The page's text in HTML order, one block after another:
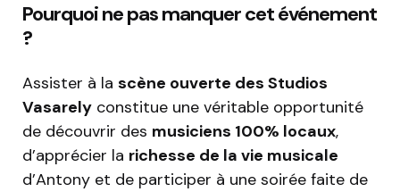
Pourquoi ne pas manquer cet événement
?
Assister à la scène ouverte des Studios
Vasarely constitue une véritable opportunité
de découvrir des musiciens 100% locaux,
d’apprécier la richesse de la vie musicale
d’Antony et de participer à une soirée faite de